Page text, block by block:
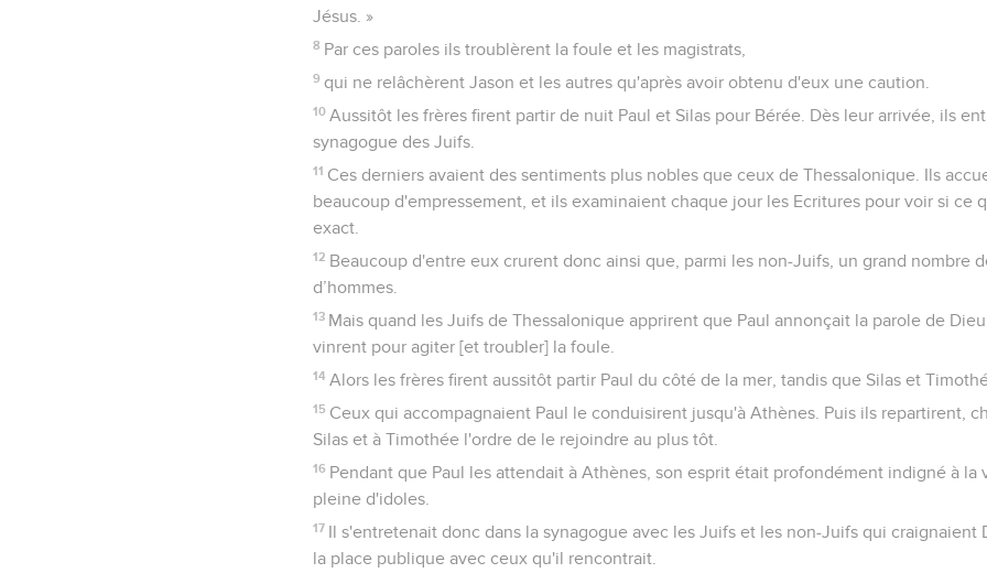
Jésus. »
8 Par ces paroles ils troublèrent la foule et les magistrats,
9 qui ne relâchèrent Jason et les autres qu'après avoir obtenu d'eux une caution.
10 Aussitôt les frères firent partir de nuit Paul et Silas pour Bérée. Dès leur arrivée, ils
synagogue des Juifs.
11 Ces derniers avaient des sentiments plus nobles que ceux de Thessalonique. Ils
beaucoup d'empressement, et ils examinaient chaque jour les Ecritures pour voir si ce
exact.
12 Beaucoup d'entre eux crurent donc ainsi que, parmi les non-Juifs, un grand nombre
d’hommes.
13 Mais quand les Juifs de Thessalonique apprirent que Paul annonçait la parole de
vinrent pour agiter [et troubler] la foule.
14 Alors les frères firent aussitôt partir Paul du côté de la mer, tandis que Silas et
15 Ceux qui accompagnaient Paul le conduisirent jusqu'à Athènes. Puis ils repartirent,
Silas et à Timothée l'ordre de le rejoindre au plus tôt.
16 Pendant que Paul les attendait à Athènes, son esprit était profondément indigné à la
pleine d'idoles.
17
Il s'entretenait donc dans la synagogue avec les Juifs et les non-Juifs qui craignaient
la place publique avec ceux qu'il rencontrait.